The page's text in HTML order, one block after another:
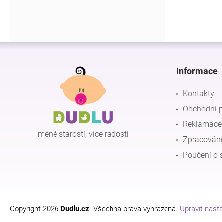
Z
méně starostí, více radostí
Informace
Kontakty
Obchodní
Poučení o
Copyright 2026 Dudlu.cz. Všechna práva vyhrazena. Upravit